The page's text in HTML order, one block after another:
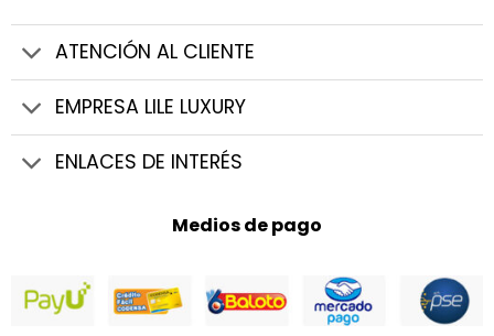
$189.900.$127.425.
ATENCIÓN AL CLIENTE
EMPRESA LILE LUXURY
ENLACES DE INTERÉS
Medios de pago